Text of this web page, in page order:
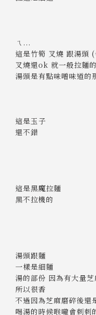
ㄟ...
這是竹筍 叉燒 跟湯頭
叉燒還ok 就一般拉麵
湯頭是有點味噌味道的
這是玉子
還不錯
這是黑魔拉麵
黑不拉機的
湯頭跟麵
一樣是細麵
湯的部份 因為有大量芝
所以很香
不過因為芝麻磨碎後還
喝湯的時候喉嚨會刺刺